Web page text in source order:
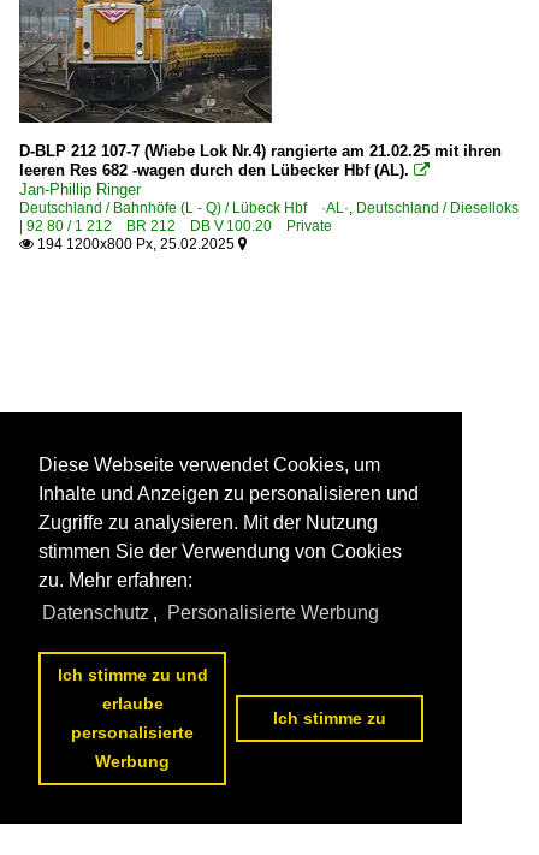
D-BLP 212 107-7 (Wiebe Lok Nr.4) rangierte am 21.02.25 mit ihren
leeren Res 682 -wagen durch den Lübecker Hbf (AL). 
Jan-Phillip Ringer
Deutschland / Bahnhöfe (L - Q) / Lübeck Hbf ·AL·, Deutschland / Dieselloks
| 92 80 / 1 212 BR 212 DB V 100.20 Private
 194 1200x800 Px, 25.02.2025 
Diese Webseite verwendet Cookies, um
Inhalte und Anzeigen zu personalisieren und
Zugriffe zu analysieren. Mit der Nutzung
stimmen Sie der Verwendung von Cookies
zu. Mehr erfahren:
Datenschutz , Personalisierte Werbung
Ich stimme zu und
erlaube
personalisierte
Werbung
Ich stimme zu